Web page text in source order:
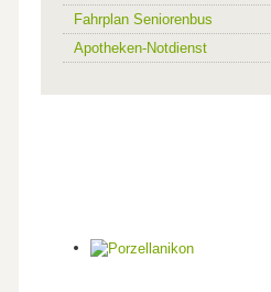
Fahrplan Seniorenbus
Apotheken-Notdienst